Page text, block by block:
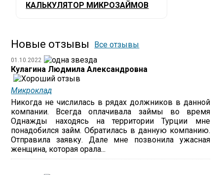
КАЛЬКУЛЯТОР МИКРОЗАЙМОВ
Новые отзывы Все отзывы
01.10.2022
Кулагина Людмила Александровна
Микроклад
Никогда не числилась в рядах должников в данной
компании. Всегда оплачивала займы во время
Однажды находясь на территории Турции мне
понадобился займ. Обратилась в данную компанию.
Отправила заявку. Дале мне позвонила ужасная
женщина, которая орала...